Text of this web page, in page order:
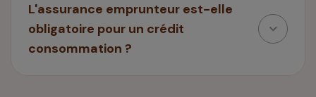
L'assurance emprunteur est-elle
obligatoire pour un crédit
consommation ?